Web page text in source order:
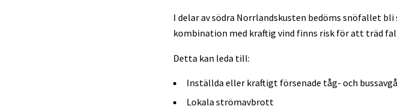
I delar av södra Norrlandskusten bedöms snöfallet
kombination med kraftig vind finns risk för att träd
Detta kan leda till:
Inställda eller kraftigt försenade tåg- och
Lokala strömavbrott